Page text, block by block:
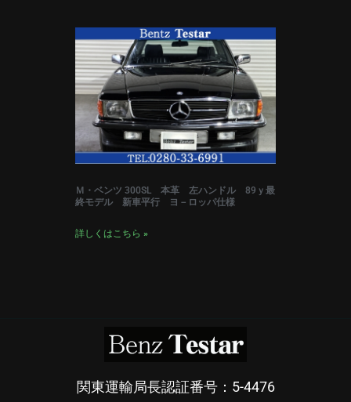
Ｍ・ベンツ 300SL 本革 左ハンドル 89ｙ最
終モデル 新車平行 ヨ－ロッパ仕様
詳しくはこちら »
関東運輸局長認証番号：5-4476